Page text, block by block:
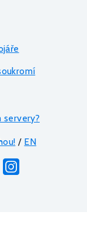
servery?
/ EN